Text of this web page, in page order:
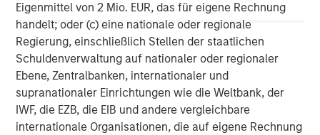
Eigenmittel von 2 Mio. EUR, das für eigene Rechnung
handelt; oder (c) eine nationale oder regionale
Regierung, einschließlich Stellen der staatlichen
Schuldenverwaltung auf nationaler oder regionaler
Ebene, Zentralbanken, internationaler und
supranationaler Einrichtungen wie die Weltbank, der
IWF, die EZB, die EIB und andere vergleichbare
internationale Organisationen, die auf eigene Rechnung
About Morgan Stanley Tactical Value Investing
Morgan Stanley Tactical Value Investing, a team within
Morgan Stanley Investment Management, is focused on
providing nimble, opportunistic capital with the flexibility
to invest across asset classes, sectors and geographies
in changing market environments.